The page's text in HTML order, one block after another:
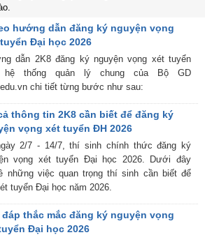
hướng dẫn đăng ký nguyện vọng
Đại học 2026
dẫn 2K8 đăng ký nguyện vọng xét tuyển
thống quản lý chung của Bộ GD
chi tiết từng bước như sau:
thông tin 2K8 cần biết để đăng ký
vọng xét tuyển ĐH 2026
2/7 - 14/7, thí sinh chính thức đăng ký
vọng xét tuyển Đại học 2026. Dưới đây
những việc quan trọng thí sinh cần biết để
tuyển Đại học năm 2026.
đáp thắc mắc đăng ký nguyện vọng
Đại học 2026